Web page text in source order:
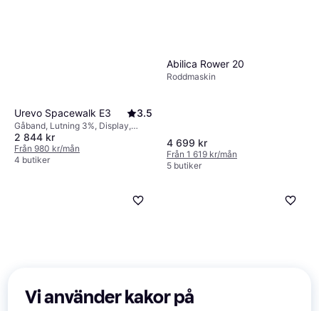
Urevo Spacewalk E3 3.5
Gåband, Lutning 3%, Display,
Transporthjul
2 844 kr
Från 980 kr/mån
4 butiker
Abilica Rower 20
Roddmaskin
4 699 kr
Från 1 619 kr/mån
5 butiker
Vibrationsplatta
Vi använder kakor på